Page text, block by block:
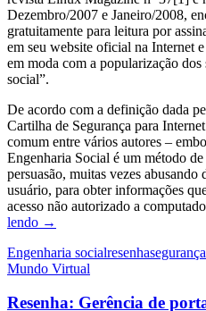
Dezembro/2007 e Janeiro/2008,
gratuitamente para leitura por
em seu website oficial na Internet
em moda com a popularização dos
social”.
De acordo com a definição dada
Cartilha de Segurança para
comum entre vários autores –
Engenharia Social é um método
persuasão, muitas vezes
usuário, para obter informações
acesso não autorizado a
lendo Resenha:
lado
analógico
segurança
→
Engenharia socialresenhasegurança
Mundo Virtual
Resenha: Gerência de